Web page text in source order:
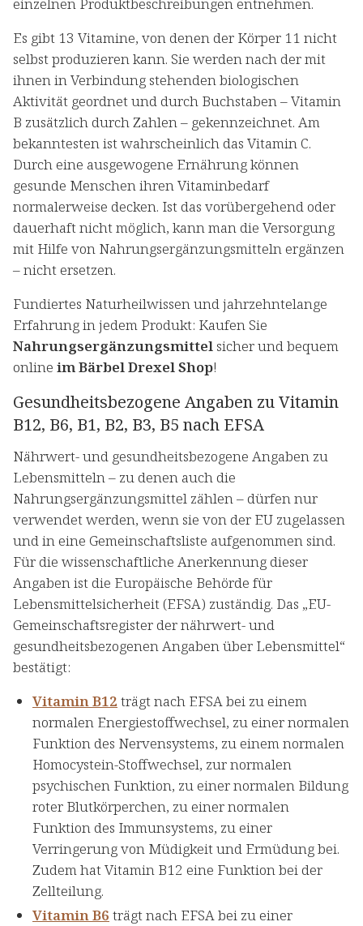
einzelnen Produktbeschreibungen entnehmen.
Es gibt 13 Vitamine, von denen der Körper 11 nicht
selbst produzieren kann. Sie werden nach der mit
ihnen in Verbindung stehenden biologischen
Aktivität geordnet und durch Buchstaben – Vitamin
B zusätzlich durch Zahlen – gekennzeichnet. Am
bekanntesten ist wahrscheinlich das Vitamin C.
Durch eine ausgewogene Ernährung können
gesunde Menschen ihren Vitaminbedarf
normalerweise decken. Ist das vorübergehend oder
dauerhaft nicht möglich, kann man die Versorgung
mit Hilfe von Nahrungsergänzungsmitteln ergänzen
– nicht ersetzen.
Fundiertes Naturheilwissen und jahrzehntelange
Erfahrung in jedem Produkt: Kaufen Sie
Nahrungsergänzungsmittel sicher und bequem
online im Bärbel Drexel Shop!
Gesundheitsbezogene Angaben zu Vitamin
B12, B6, B1, B2, B3, B5 nach EFSA
Nährwert- und gesundheitsbezogene Angaben zu
Lebensmitteln – zu denen auch die
Nahrungsergänzungsmittel zählen – dürfen nur
verwendet werden, wenn sie von der EU zugelassen
und in eine Gemeinschaftsliste aufgenommen sind.
Für die wissenschaftliche Anerkennung dieser
Angaben ist die Europäische Behörde für
Lebensmittelsicherheit (EFSA) zuständig. Das „EU-
Gemeinschaftsregister der nährwert- und
gesundheitsbezogenen Angaben über Lebensmittel“
bestätigt:
Vitamin B12 trägt nach EFSA bei zu einem
normalen Energiestoffwechsel, zu einer normalen
Funktion des Nervensystems, zu einem normalen
Homocystein-Stoffwechsel, zur normalen
psychischen Funktion, zu einer normalen Bildung
roter Blutkörperchen, zu einer normalen
Funktion des Immunsystems, zu einer
Verringerung von Müdigkeit und Ermüdung bei.
Zudem hat Vitamin B12 eine Funktion bei der
Zellteilung.
Vitamin B6 trägt nach EFSA bei zu einer